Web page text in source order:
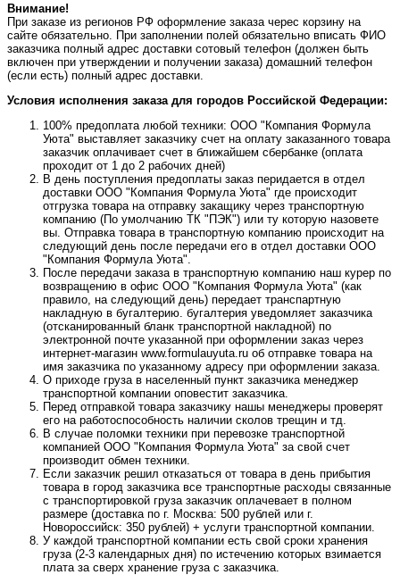
Внимание!
При заказе из регионов РФ оформление заказа черес корзину на
сайте обязательно. При заполнении полей обязательно вписать ФИО
заказчика полный адрес доставки сотовый телефон (должен быть
включен при утверждении и получении заказа) домашний телефон
(если есть) полный адрес доставки.
Условия исполнения заказа для городов Российской Федерации:
100% предоплата любой техники: ООО "Компания Формула
Уюта" выставляет заказчику счет на оплату заказанного товара
заказчик оплачивает счет в ближайшем сбербанке (оплата
проходит от 1 до 2 рабочих дней)
В день поступления предоплаты заказ перидается в отдел
доставки ООО "Компания Формула Уюта" где происходит
отгрузка товара на отправку закащику через транспортную
компанию (По умолчанию ТК "ПЭК") или ту которую назовете
вы. Отправка товара в транспортную компанию происходит на
следующий день после передачи его в отдел доставки ООО
"Компания Формула Уюта".
После передачи заказа в транспортную компанию наш курер по
возвращению в офис ООО "Компания Формула Уюта" (как
правило, на следующий день) передает транспартную
накладную в бугалтерию. бугалтерия уведомляет заказчика
(отсканированный бланк транспортной накладной) по
электронной почте указанной при оформлении заказ через
интернет-магазин www.formulauyuta.ru об отправке товара на
имя заказчика по указанному адресу при оформлении заказа.
О приходе груза в населенный пункт заказчика менеджер
транспортной компании оповестит заказчика.
Перед отправкой товара заказчику нашы менеджеры проверят
его на работоспособность наличии сколов трещин и тд.
В случае поломки техники при перевозке транспортной
компанией ООО "Компания Формула Уюта" за свой счет
производит обмен техники.
Если заказчик решил отказаться от товара в день прибытия
товара в город заказчика все транспортные расходы связанные
с транспортировкой груза заказчик оплачевает в полном
размере (доставка по г. Москва: 500 рублей или г.
Новороссийск: 350 рублей) + услуги транспортной компании.
У каждой транспортной компании есть свой сроки хранения
груза (2-3 календарных дня) по истечению которых взимается
плата за сверх хранение груза с заказчика.